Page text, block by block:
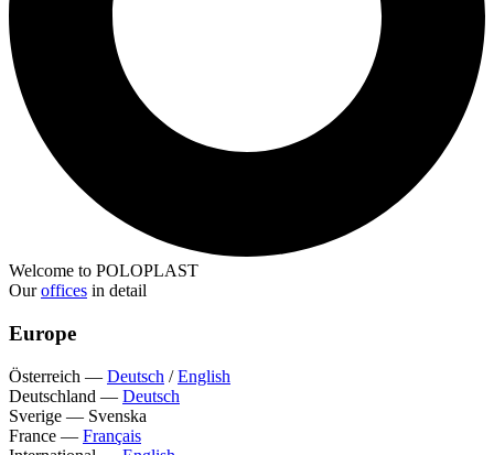
Welcome to POLOPLAST
Ouroffices in detail
Europe
Österreich — Deutsch /English
Deutschland — Deutsch
Sverige — Svenska
France — Français